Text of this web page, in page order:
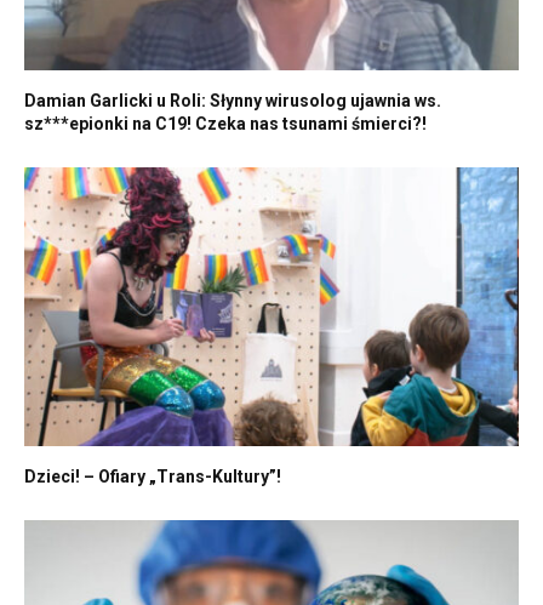
Damian Garlicki u Roli: Słynny wirusolog ujawnia ws.
sz***epionki na C19! Czeka nas tsunami śmierci?!
Dzieci! – Ofiary „Trans-Kultury”!